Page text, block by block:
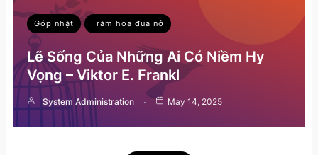
Góp nhặt Trăm hoa đua nở
Lẽ Sống Của Những Ai Có Niềm Hy
Vọng – Viktor E. Frankl
System Administration May 14, 2025